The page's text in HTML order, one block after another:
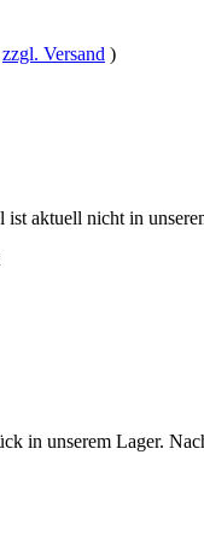
zzgl. Versand )
ist aktuell nicht in
in unserem Lager.